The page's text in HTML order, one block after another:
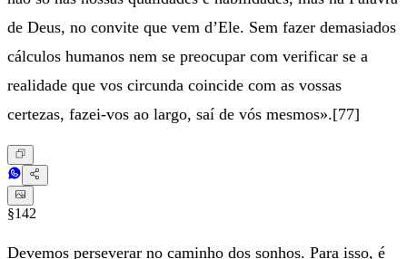
de Deus, no convite que vem d’Ele. Sem fazer demasiados
cálculos humanos nem se preocupar com verificar se a
realidade que vos circunda coincide com as vossas
certezas, fazei-vos ao largo, saí de vós mesmos».[77]
§142
Devemos perseverar no caminho dos sonhos. Para isso, é